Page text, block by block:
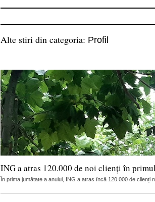
Alte stiri din categoria: Profil
ING a atras 120.000 de noi clienți în
În prima jumătate a anului, ING a atras încă 120.000 de clienți